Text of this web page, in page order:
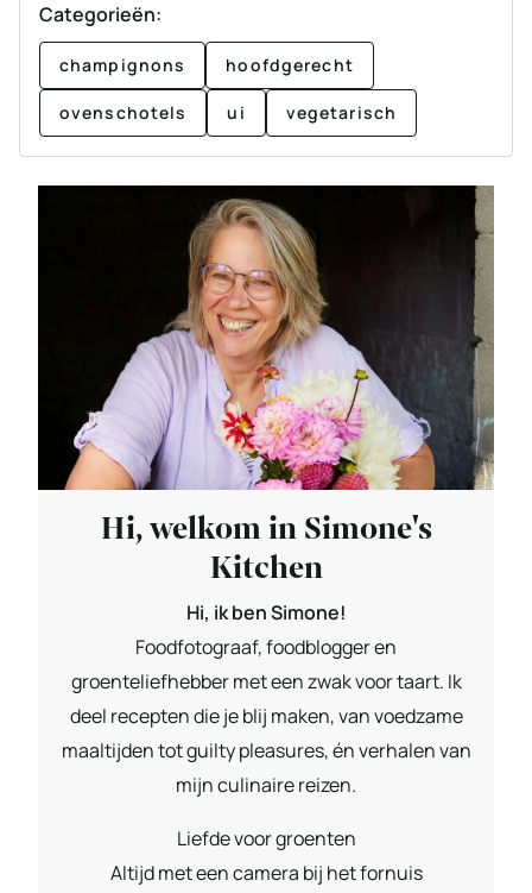
Categorieën:
champignons hoofdgerecht
ovenschotels ui vegetarisch
Hi, welkom in Simone's
Kitchen
Hi, ik ben Simone!
Foodfotograaf, foodblogger en
groenteliefhebber met een zwak voor taart. Ik
deel recepten die je blij maken, van voedzame
maaltijden tot guilty pleasures, én verhalen van
mijn culinaire reizen.
Liefde voor groenten
Altijd met een camera bij het fornuis